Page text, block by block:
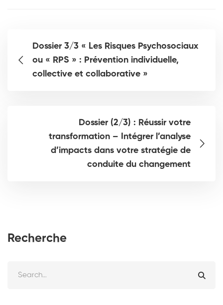
Dossier 3/3 « Les Risques Psychosociaux
ou « RPS » : Prévention individuelle,
collective et collaborative »
Dossier (2/3) : Réussir votre
transformation – Intégrer l’analyse
d’impacts dans votre stratégie de
conduite du changement
Recherche